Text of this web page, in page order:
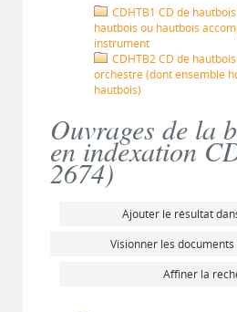
CDHTB1 CD de
hautbois ou hautbois
instrument
CDHTB2 CD de
orchestre (dont ensemble
hautbois)
Ouvrages de la
en indexation
2674)
Ajouter le résultat
Visionner les
Affiner la